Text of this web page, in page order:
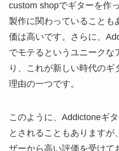
custom shopでギターを作
製作に関わっていることも
価は高いです。さらに、
でモテるというユニークな
り、これが新しい時代のギ
理由の一つです。
このように、Addictoneギ
とされることもありますが
ザーから高い評価を受けて